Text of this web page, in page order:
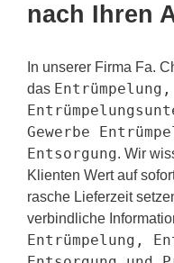
nach Ihren
In unserer Firma Fa.
das
Gewerbe
Entsorgung. Wir
Klienten Wert auf
rasche Lieferzeit
verbindliche
Entrümpelung,